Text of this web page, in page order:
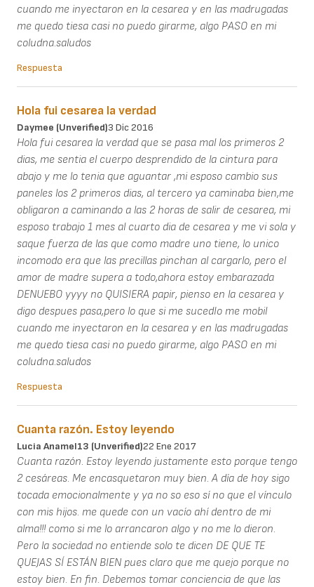
cuando me inyectaron en la cesarea y en las madrugadas
me quedo tiesa casi no puedo girarme, algo PASO en mi
coludna.saludos
Respuesta
Hola fui cesarea la verdad
Daymee (unverified)3 Dic 2016
Hola fui cesarea la verdad que se pasa mal los primeros 2
dias, me sentia el cuerpo desprendido de la cintura para
abajo y me lo tenia que aguantar ,mi esposo cambio sus
paneles los 2 primeros dias, al tercero ya caminaba bien,me
obligaron a caminando a las 2 horas de salir de cesarea, mi
esposo trabajo 1 mes al cuarto dia de cesarea y me vi sola y
saque fuerza de las que como madre uno tiene, lo unico
incomodo era que las precillas pinchan al cargarlo, pero el
amor de madre supera a todo,ahora estoy embarazada
DENUEBO yyyy no QUISIERA papir, pienso en la cesarea y
digo despues pasa,pero lo que si me sucedIo me mobil
cuando me inyectaron en la cesarea y en las madrugadas
me quedo tiesa casi no puedo girarme, algo PASO en mi
coludna.saludos
Respuesta
Cuanta razón. Estoy leyendo
Lucia Anamel13 (unverified)22 Ene 2017
Cuanta razón. Estoy leyendo justamente esto porque tengo
2 cesáreas. Me encasquetaron muy bien. A día de hoy sigo
tocada emocionalmente y ya no so eso sí no que el vínculo
con mis hijos. me quede con un vacío ahí dentro de mi
alma!!! como si me lo arrancaron algo y no me lo dieron.
Pero la sociedad no entiende solo te dicen DE QUE TE
QUEJAS SÍ ESTÁN BIEN pues claro que me quejo porque no
estoy bien. En fin. Debemos tomar conciencia de que las